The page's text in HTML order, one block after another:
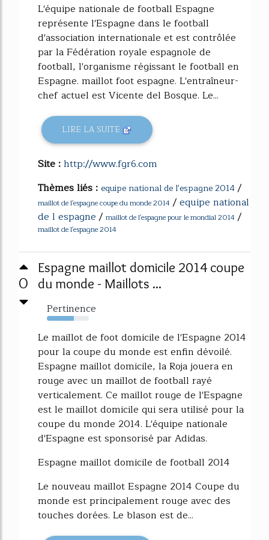
L'équipe nationale de football Espagne
représente l'Espagne dans le football
d'association internationale et est contrôlée
par la Fédération royale espagnole de
football, l'organisme régissant le football en
Espagne. maillot foot espagne. L'entraîneur-
chef actuel est Vicente del Bosque. Le...
LIRE LA SUITE
Site :http://www.fgr6.com
Thèmes liés : equipe national de l'espagne 2014/
maillot de l'espagne coupe du monde 2014 /equipe national
de l espagne/ maillot de l'espagne pour le mondial 2014 /
maillot de l'espagne 2014
0
Espagne maillot domicile 2014 coupe
du monde - Maillots ...
Pertinence
64%
Le maillot de foot domicile de l'Espagne 2014
pour la coupe du monde est enfin dévoilé.
Espagne maillot domicile, la Roja jouera en
rouge avec un maillot de football rayé
verticalement. Ce maillot rouge de l'Espagne
est le maillot domicile qui sera utilisé pour la
coupe du monde 2014. L'équipe nationale
d'Espagne est sponsorisé par Adidas.
Espagne maillot domicile de football 2014
Le nouveau maillot Espagne 2014 Coupe du
monde est principalement rouge avec des
touches dorées. Le blason est de...